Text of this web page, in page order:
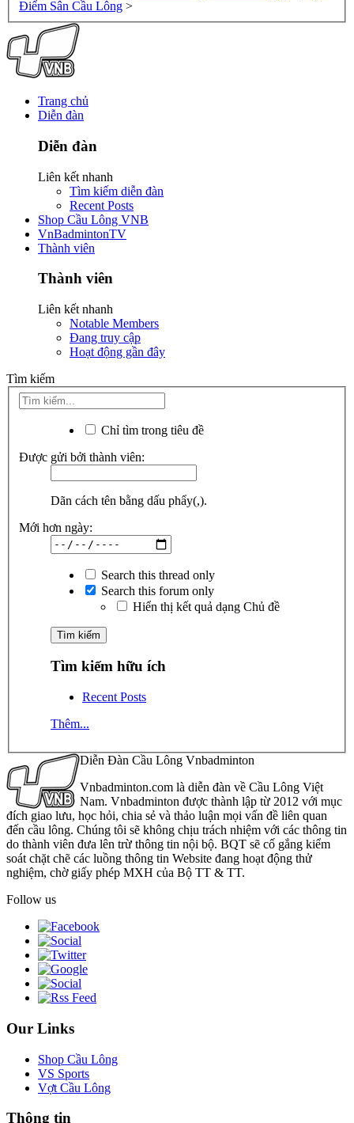
Điểm Sân Cầu Lông >
Trang chủ
Diễn đàn
Diễn đàn
Liên kết nhanh
Tìm kiếm diễn đàn
Recent Posts
Shop Cầu Lông VNB
VnBadmintonTV
Thành viên
Thành viên
Liên kết nhanh
Notable Members
Đang truy cập
Hoạt động gần đây
Tìm kiếm
Chỉ tìm trong tiêu đề
Được gửi bởi thành viên:
Dãn cách tên bằng dấu phẩy(,).
Mới hơn ngày:
Search this thread only
Search this forum only
Hiển thị kết quả dạng Chủ đề
Tìm kiếm hữu ích
Recent Posts
Thêm...
Diễn Đàn Cầu Lông Vnbadminton
Vnbadminton.com là diễn đàn về Cầu Lông Việt
Nam. Vnbadminton được thành lập từ 2012 với mục
đích giao lưu, học hỏi, chia sẻ và thảo luận mọi vấn đề liên quan
đến cầu lông. Chúng tôi sẽ không chịu trách nhiệm với các thông tin
do thành viên đưa lên trừ thông tin nội bộ. BQT sẽ cố gắng kiểm
soát chặt chẽ các luồng thông tin Website đang hoạt động thử
nghiệm, chờ giấy phép MXH của Bộ TT & TT.
Follow us
Our Links
Shop Cầu Lông
VS Sports
Vợt Cầu Lông
Thông tin